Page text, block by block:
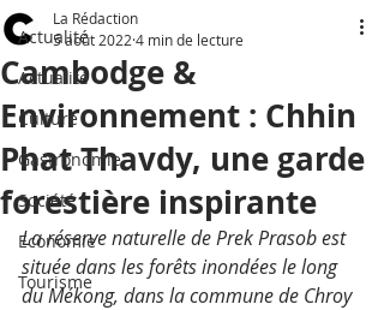
Actualité
Actualité
Culture
Gastronomie
Société
Economie
Tourisme
Cambodge &
Environnement : Chhin
Phat Thavdy, une garde
forestière inspirante
La Rédaction
5 août 2022 4 min de lecture
La réserve naturelle de Prek Prasob est
située dans les forêts inondées le long
du Mékong, dans la commune de Chroy